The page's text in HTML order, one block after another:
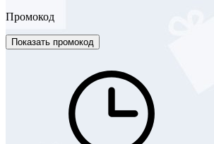
Промокод
Показать промокод